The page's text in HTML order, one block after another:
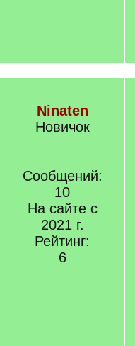
Ninaten
Новичок
Сообщений:
10
На сайте с
2021 г.
Рейтинг:
6